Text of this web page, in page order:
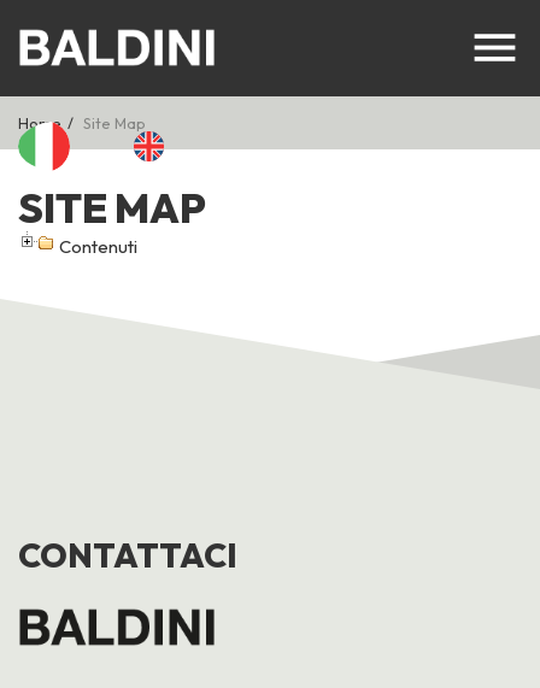
Home Site Map
SITE MAP
Contenuti
CONTATTACI